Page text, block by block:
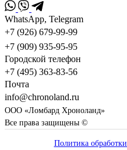
WhatsApp, Telegram
+7 (926) 679-99-99
+7 (909) 935-95-95
Городской телефон
+7 (495) 363-83-56
Почта
info@chronoland.ru
ООО «Ломбард Хроноланд»
Все права защищены ©
Политика